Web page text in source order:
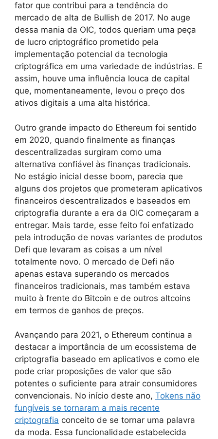
fator que contribui para a tendência do
mercado de alta de Bullish de 2017. No auge
dessa mania da OIC, todos queriam uma peça
de lucro criptográfico prometido pela
implementação potencial da tecnologia
criptográfica em uma variedade de indústrias. E
assim, houve uma influência louca de capital
que, momentaneamente, levou o preço dos
ativos digitais a uma alta histórica.
Outro grande impacto do Ethereum foi sentido
em 2020, quando finalmente as finanças
descentralizadas surgiram como uma
alternativa confiável às finanças tradicionais.
No estágio inicial desse boom, parecia que
alguns dos projetos que prometeram aplicativos
financeiros descentralizados e baseados em
criptografia durante a era da OIC começaram a
entregar. Mais tarde, esse feito foi enfatizado
pela introdução de novas variantes de produtos
Defi que levaram as coisas a um nível
totalmente novo. O mercado de Defi não
apenas estava superando os mercados
financeiros tradicionais, mas também estava
muito à frente do Bitcoin e de outros altcoins
em termos de ganhos de preços.
Avançando para 2021, o Ethereum continua a
destacar a importância de um ecossistema de
criptografia baseado em aplicativos e como ele
pode criar proposições de valor que são
potentes o suficiente para atrair consumidores
convencionais. No início deste ano, Tokens não
fungíveis se tornaram a mais recente
criptografia conceito de se tornar uma palavra
da moda. Essa funcionalidade estabelecida